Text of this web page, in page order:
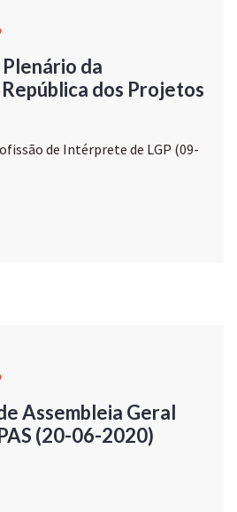
da
dos Projetos
de Intérprete de LGP (09-
Assembleia Geral
(20-06-2020)